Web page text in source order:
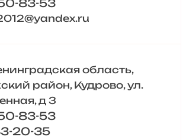
83-53
область,
район, Кудрово, ул.
д 3
83-53
20-35